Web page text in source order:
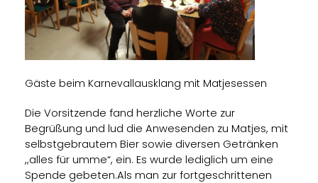
Gäste beim Karnevallausklang mit Matjesessen
Die Vorsitzende fand herzliche Worte zur
Begrüßung und lud die Anwesenden zu Matjes, mit
selbstgebrautem Bier sowie diversen Getränken
,,alles für umme“, ein. Es wurde lediglich um eine
Spende gebeten.Als man zur fortgeschrittenen